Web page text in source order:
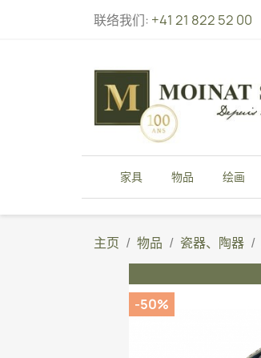
联络我们: +41 21 822 52 00
家具 物品 绘画
主页 物品 瓷器、陶器
-50%